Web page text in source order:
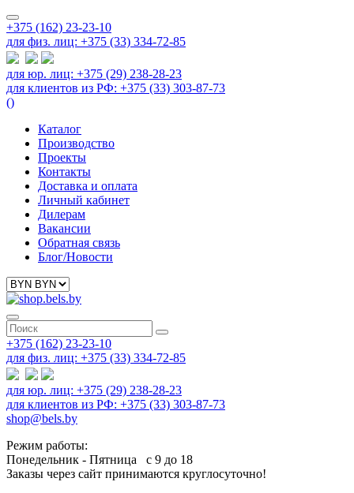
+375 (162) 23-23-10
для физ. лиц: +375 (33) 334-72-85
для юр. лиц: +375 (29) 238-28-23
для клиентов из РФ: +375 (33) 303-87-73
()
Каталог
Производство
Проекты
Контакты
Доставка и оплата
Личный кабинет
Дилерам
Вакансии
Обратная связь
Блог/Новости
+375 (162) 23-23-10
для физ. лиц: +375 (33) 334-72-85
для юр. лиц: +375 (29) 238-28-23
для клиентов из РФ: +375 (33) 303-87-73
shop@bels.by
Режим работы:
Понедельник - Пятница с 9 до 18
Заказы через сайт принимаются круглосуточно!